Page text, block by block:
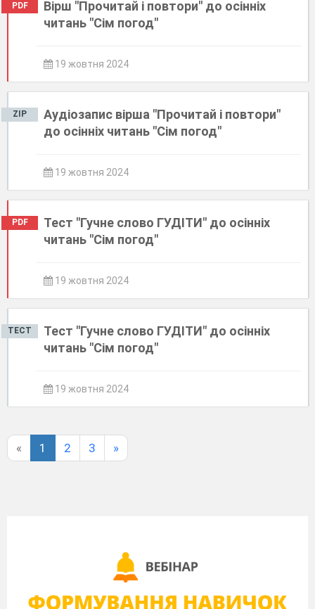
PDF
Вірш "Прочитай і повтори" до осінніх
читань "Сім погод"
19 жовтня 2024
ZIP
Аудіозапис вірша "Прочитай і повтори"
до осінніх читань "Сім погод"
19 жовтня 2024
PDF
Тест "Гучне слово ГУДІТИ" до осінніх
читань "Сім погод"
19 жовтня 2024
ТЕСТ
Тест "Гучне слово ГУДІТИ" до осінніх
читань "Сім погод"
19 жовтня 2024
« 1 2 3 »